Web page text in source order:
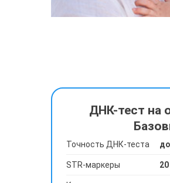
ДНК-тест на
Точность ДНК-теста
STR-маркеры